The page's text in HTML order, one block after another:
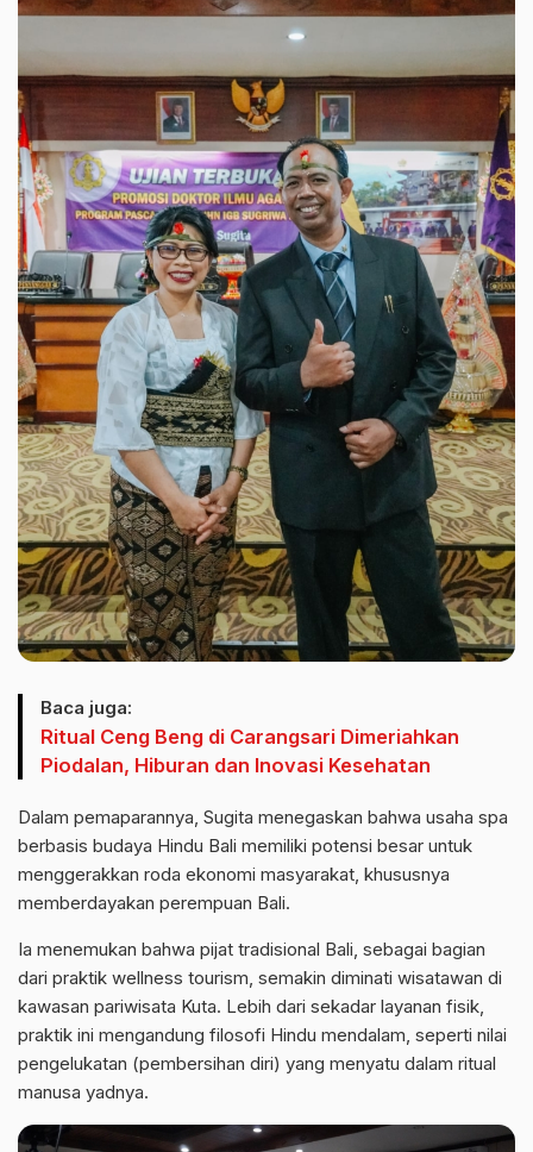
Baca juga:
Ritual Ceng Beng di Carangsari Dimeriahkan
Piodalan, Hiburan dan Inovasi Kesehatan
Dalam pemaparannya, Sugita menegaskan bahwa usaha spa
berbasis budaya Hindu Bali memiliki potensi besar untuk
menggerakkan roda ekonomi masyarakat, khususnya
memberdayakan perempuan Bali.
Ia menemukan bahwa pijat tradisional Bali, sebagai bagian
dari praktik wellness tourism, semakin diminati wisatawan di
kawasan pariwisata Kuta. Lebih dari sekadar layanan fisik,
praktik ini mengandung filosofi Hindu mendalam, seperti nilai
pengelukatan (pembersihan diri) yang menyatu dalam ritual
manusa yadnya.